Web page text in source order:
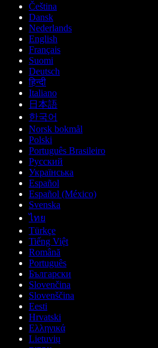
Čeština
Dansk
Nederlands
English
Français
Suomi
Deutsch
हिन्दी
Italiano
日本語
한국어
Norsk bokmål
Polski
Português Brasileiro
Русский
Українська
Español
Español (México)
Svenska
ไทย
Türkçe
Tiếng Việt
Română
Português
Български
Slovenčina
Slovenščina
Eesti
Hrvatski
Ελληνικά
Lietuvių